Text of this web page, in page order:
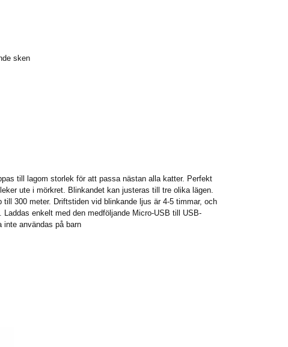
sken
till lagom storlek för att passa nästan alla katter. Perfekt
ute i mörkret. Blinkandet kan justeras till tre olika lägen.
till 300 meter. Driftstiden vid blinkande ljus är 4-5 timmar, och
enkelt med den medföljande Micro-USB till USB-
inte användas på barn